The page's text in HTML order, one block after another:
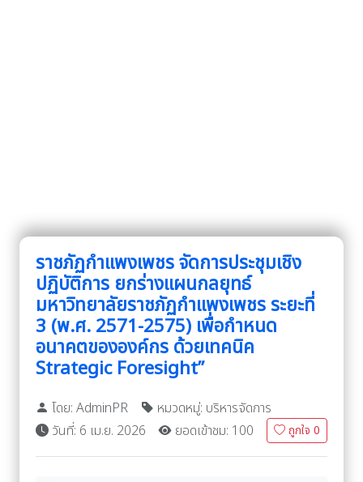
ราชภัฏกำแพงเพชร จัดการประชุมเชิง
ปฏิบัติการ ยกร่างแผนกลยุทธ์
มหาวิทยาลัยราชภัฏกำแพงเพชร ระยะที่
3 (พ.ศ. 2571-2575) เพื่อกำหนด
อนาคตขององค์กร ด้วยเทคนิค
Strategic Foresight”
โดย: AdminPR
หมวดหมู่: บริหารจัดการ
วันที่: 6 เม.ย. 2026
ยอดเข้าชม: 100 ถูกใจ 0